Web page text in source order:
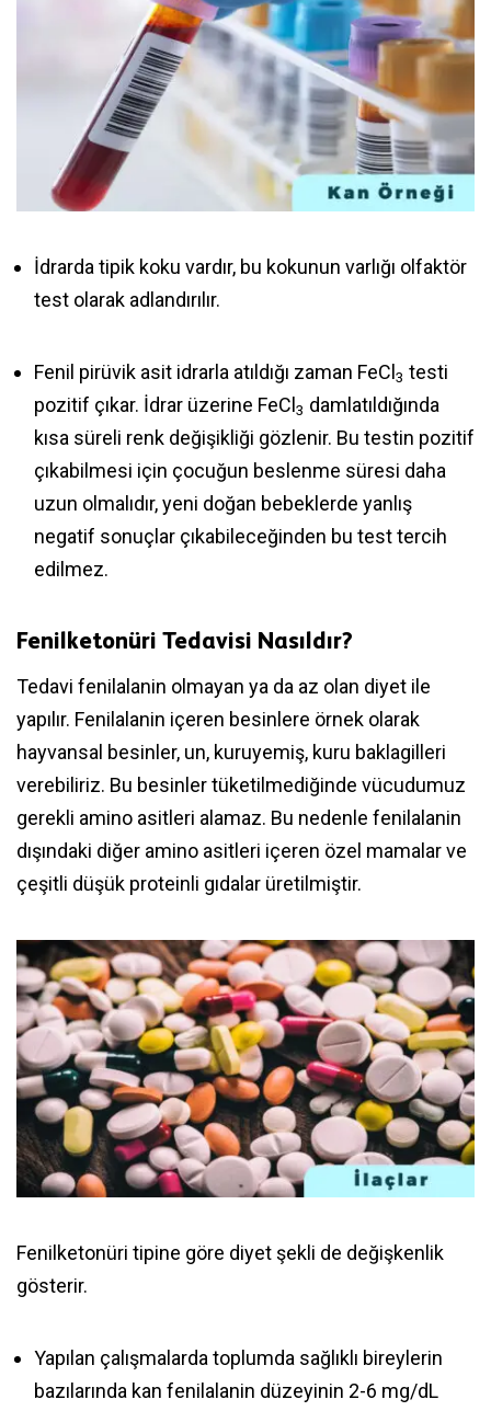
İdrarda tipik koku vardır, bu kokunun varlığı olfaktör
test olarak adlandırılır.
Fenil pirüvik asit idrarla atıldığı zaman FeCl 3 testi
pozitif çıkar. İdrar üzerine FeCl 3 damlatıldığında
kısa süreli renk değişikliği gözlenir. Bu testin pozitif
çıkabilmesi için çocuğun beslenme süresi daha
uzun olmalıdır, yeni doğan bebeklerde yanlış
negatif sonuçlar çıkabileceğinden bu test tercih
edilmez.
Fenilketonüri Tedavisi Nasıldır?
Tedavi fenilalanin olmayan ya da az olan diyet ile
yapılır. Fenilalanin içeren besinlere örnek olarak
hayvansal besinler, un, kuruyemiş, kuru baklagilleri
verebiliriz. Bu besinler tüketilmediğinde vücudumuz
gerekli amino asitleri alamaz. Bu nedenle fenilalanin
dışındaki diğer amino asitleri içeren özel mamalar ve
çeşitli düşük proteinli gıdalar üretilmiştir.
Fenilketonüri tipine göre diyet şekli de değişkenlik
gösterir.
Yapılan çalışmalarda toplumda sağlıklı bireylerin
bazılarında kan fenilalanin düzeyinin 2-6 mg/dL